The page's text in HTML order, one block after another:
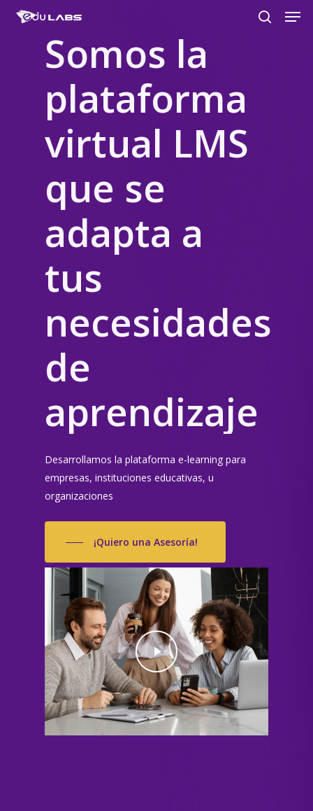
Somos la
plataforma
virtual LMS
que se
adapta a
tus
necesidades
de
aprendizaje
Desarrollamos la plataforma e-learning para
empresas, instituciones educativas, u
organizaciones
¡Quiero una Asesoría!
Play Video